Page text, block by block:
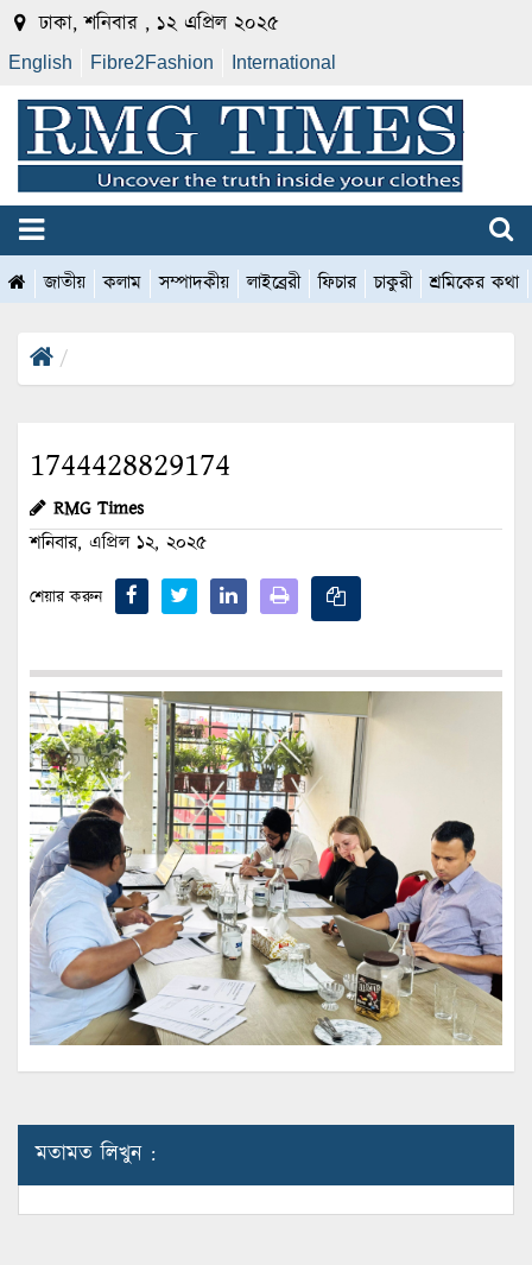
ঢাকা, শনিবার , ১২ এপ্রিল ২০২৫
English Fibre2Fashion International
জাতীয় কলাম সম্পাদকীয় লাইব্রেরী ফিচার চাকুরী শ্রমিকের কথা
1744428829174
RMG Times
শনিবার, এপ্রিল ১২, ২০২৫
শেয়ার করুন
মতামত লিখুন :